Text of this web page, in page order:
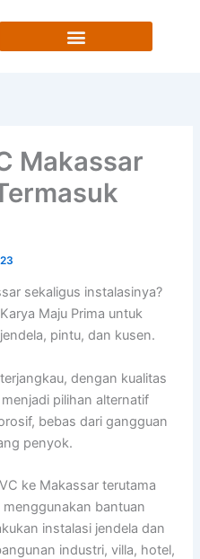
Makassar
sekaligus instalasinya?
Maju Prima untuk
pintu, dan kusen.
dengan kualitas
pilihan alternatif
bebas dari gangguan
penyok.
ke Makassar terutama
bantuan
instalasi jendela dan
industri, villa, hotel,